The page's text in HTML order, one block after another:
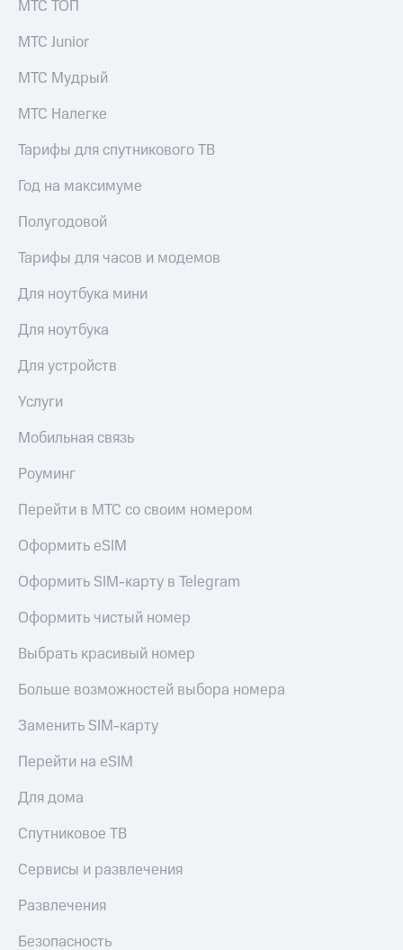
МТС ТОП
МТС Junior
МТС Мудрый
МТС Налегке
Тарифы для спутникового ТВ
Год на максимуме
Полугодовой
Тарифы для часов и модемов
Для ноутбука мини
Для ноутбука
Для устройств
Услуги
Мобильная связь
Роуминг
Перейти в МТС со своим номером
Оформить eSIM
Оформить SIM-карту в Telegram
Оформить чистый номер
Выбрать красивый номер
Больше возможностей выбора номера
Заменить SIM-карту
Перейти на eSIM
Для дома
Спутниковое ТВ
Сервисы и развлечения
Развлечения
Безопасность